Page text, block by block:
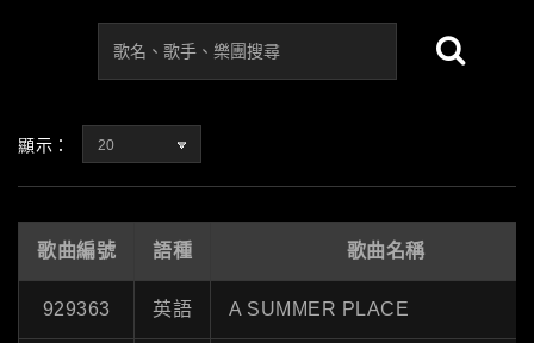
顯示： 20
歌曲編號 語種 歌曲名稱
929363 英語 A SUMMER PLACE